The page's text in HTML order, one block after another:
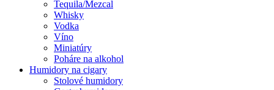
Tequila/Mezcal
Whisky
Vodka
Víno
Miniatúry
Poháre na alkohol
Humidory na cigary
Stolové humidory